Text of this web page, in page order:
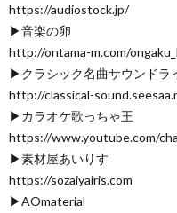
https://audiostock.jp/
▶音楽の卵
http://ontama-m.com/
▶クラシック名曲サウンドラ
http://classical-
▶カラオケ歌っちゃ王
https://www.youtube.com/
▶素材屋あいりす
https://sozaiyairis.com
▶AOmaterial